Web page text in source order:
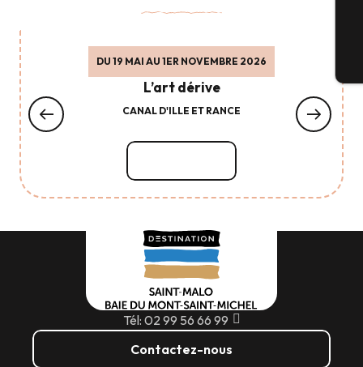
DU 19 MAI AU 1ER NOVEMBRE 2026
L’art dérive
CANAL D'ILLE ET RANCE
Tél: 02 99 56 66 99
Contactez-nous